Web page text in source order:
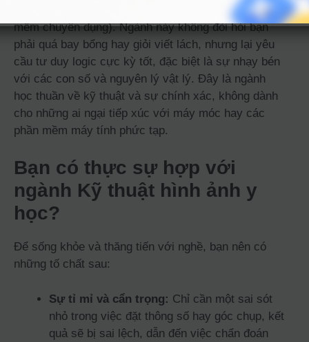
hình ảnh (cách chụp và chỉnh sửa ảnh trên phần
mềm chuyên dụng). Ngành này không đòi hỏi bạn
phải quá bay bổng hay giỏi viết lách, nhưng lại yêu
cầu tư duy logic cực kỳ tốt, đặc biệt là sự nhạy bén
với các con số và nguyên lý vật lý. Đây là ngành
học thuần về kỹ thuật và sự chính xác, không dành
cho những ai ngại tiếp xúc với máy móc hay các
phần mềm máy tính phức tạp.
Bạn có thực sự hợp với
ngành Kỹ thuật hình ảnh y
học?
Để sống khỏe và thăng tiến với nghề, bạn nên có
những tố chất sau:
Sự tỉ mỉ và cẩn trọng: Chỉ cần một sai sót
nhỏ trong việc đặt thông số hay góc chụp, kết
quả sẽ bị sai lệch, dẫn đến việc chẩn đoán